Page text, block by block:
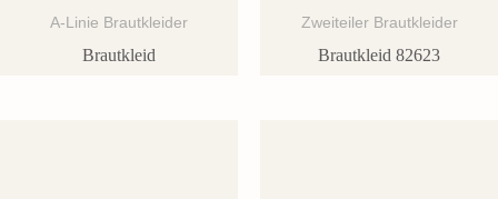
A-Linie Brautkleider
Brautkleid
Zweiteiler Brautkleider
Brautkleid 82623